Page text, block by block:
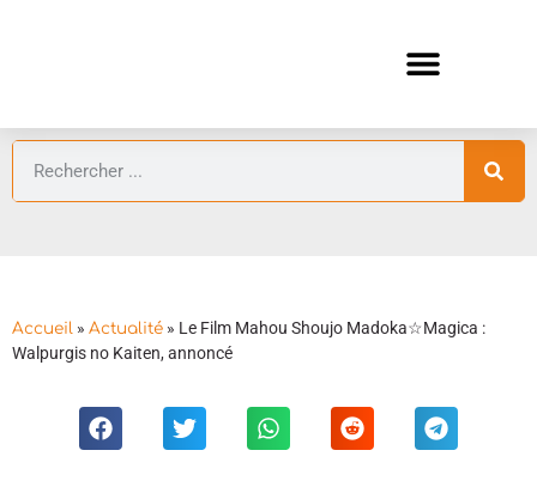
Accueil » Actualité » Le Film Mahou Shoujo Madoka☆Magica :
Walpurgis no Kaiten, annoncé